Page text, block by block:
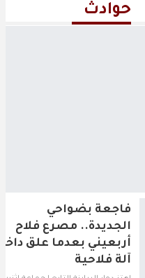
حوادث
فاجعة بضواحي
الجديدة.. مصرع فلاح
أربعيني بعدما علق
آلة فلاحية